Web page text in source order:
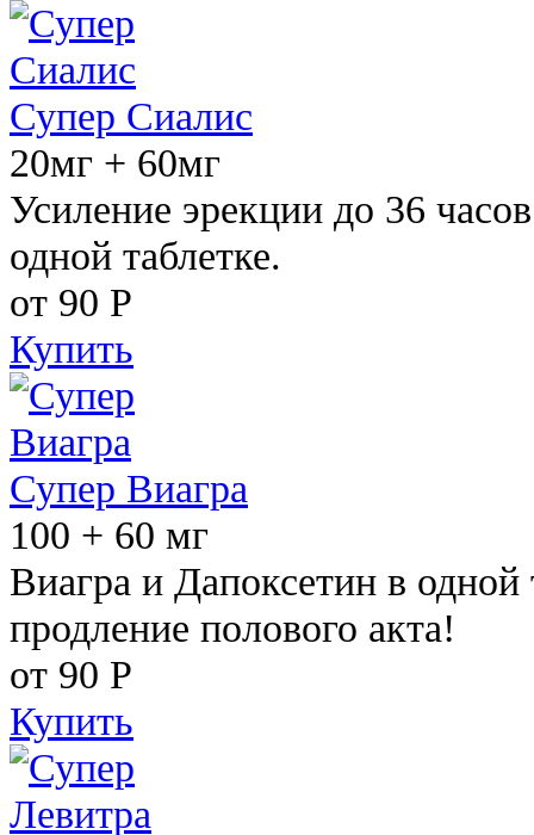
Супер Сиалис
20мг + 60мг
Усиление эрекции до 36
одной таблетке.
от 90 Р
Купить
Супер Виагра
100 + 60 мг
Виагра и Дапоксетин в одной
продление полового акта!
от 90 Р
Купить